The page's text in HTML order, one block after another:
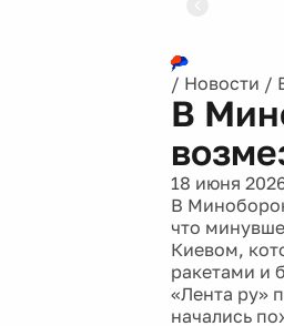
/ Новости /
В
18 июня
В
что
Киевом,
ракетами и
«Лента ру»
начались